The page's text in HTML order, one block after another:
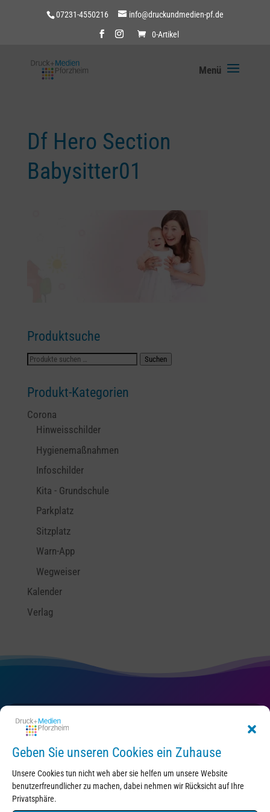
Geben Sie unseren Cookies ein Zuhause
Unsere Cookies tun nicht weh aber sie helfen um unsere Website
benutzerfreundlicher zu machen, dabei nehmen wir Rücksicht auf Ihre
Privatsphäre.
07231-4550216 info@druckundmedien-pf.de
0-Artikel
Df Hero Section
Babysitter01
Produktsuche
Suchen
Suchen
Produkt-Kategorien
Corona
Hinweisschilder
Hygienemaßnahmen
Infoschilder
Kita - Grundschule
Parkplatz
Sitzplatz
Warn-App
Wegweiser
Kalender
Verlag
Kontakt